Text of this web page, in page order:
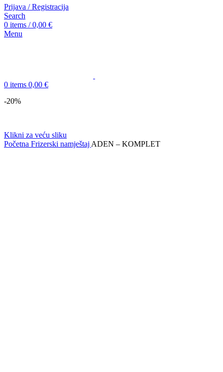
Prijava / Registracija
Search
0 items / 0,00 €
Menu
0 items 0,00 €
-20%
Klikni za veću sliku
Početna Frizerski namještaj ADEN – KOMPLET